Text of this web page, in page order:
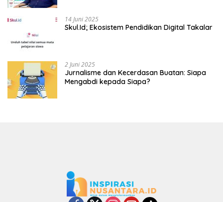
14 Juni 2025
Skul.Id; Ekosistem Pendidikan Digital Takalar
2 Juni 2025
Jurnalisme dan Kecerdasan Buatan: Siapa
Mengabdi kepada Siapa?